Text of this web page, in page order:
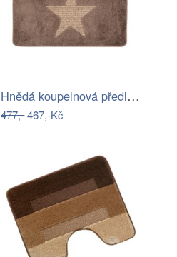
Hnědá koupelnová předložka s hvězdou -…
477,-467,-Kč